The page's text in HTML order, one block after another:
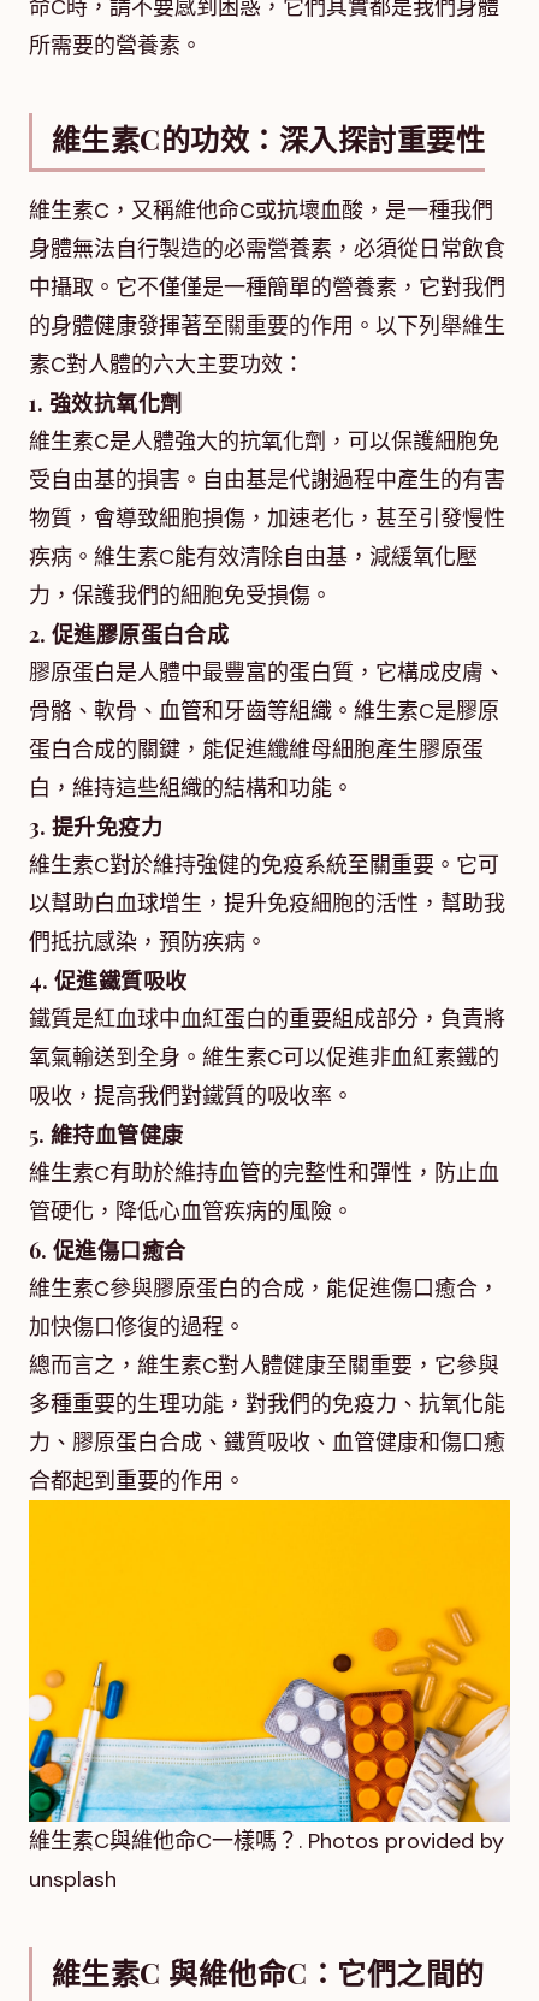
命C時，請不要感到困惑，它們其實都是我們身體
所需要的營養素。
維生素C的功效：深入探討重要性
維生素C，又稱維他命C或抗壞血酸，是一種我們
身體無法自行製造的必需營養素，必須從日常飲食
中攝取。它不僅僅是一種簡單的營養素，它對我們
的身體健康發揮著至關重要的作用。以下列舉維生
素C對人體的六大主要功效：
1. 強效抗氧化劑
維生素C是人體強大的抗氧化劑，可以保護細胞免
受自由基的損害。自由基是代謝過程中產生的有害
物質，會導致細胞損傷，加速老化，甚至引發慢性
疾病。維生素C能有效清除自由基，減緩氧化壓
力，保護我們的細胞免受損傷。
2. 促進膠原蛋白合成
膠原蛋白是人體中最豐富的蛋白質，它構成皮膚、
骨骼、軟骨、血管和牙齒等組織。維生素C是膠原
蛋白合成的關鍵，能促進纖維母細胞產生膠原蛋
白，維持這些組織的結構和功能。
3. 提升免疫力
維生素C對於維持強健的免疫系統至關重要。它可
以幫助白血球增生，提升免疫細胞的活性，幫助我
們抵抗感染，預防疾病。
4. 促進鐵質吸收
鐵質是紅血球中血紅蛋白的重要組成部分，負責將
氧氣輸送到全身。維生素C可以促進非血紅素鐵的
吸收，提高我們對鐵質的吸收率。
5. 維持血管健康
維生素C有助於維持血管的完整性和彈性，防止血
管硬化，降低心血管疾病的風險。
6. 促進傷口癒合
維生素C參與膠原蛋白的合成，能促進傷口癒合，
加快傷口修復的過程。
總而言之，維生素C對人體健康至關重要，它參與
多種重要的生理功能，對我們的免疫力、抗氧化能
力、膠原蛋白合成、鐵質吸收、血管健康和傷口癒
合都起到重要的作用。
維生素C與維他命C一樣嗎？. Photos provided by
unsplash
維生素C 與維他命C：它們之間的